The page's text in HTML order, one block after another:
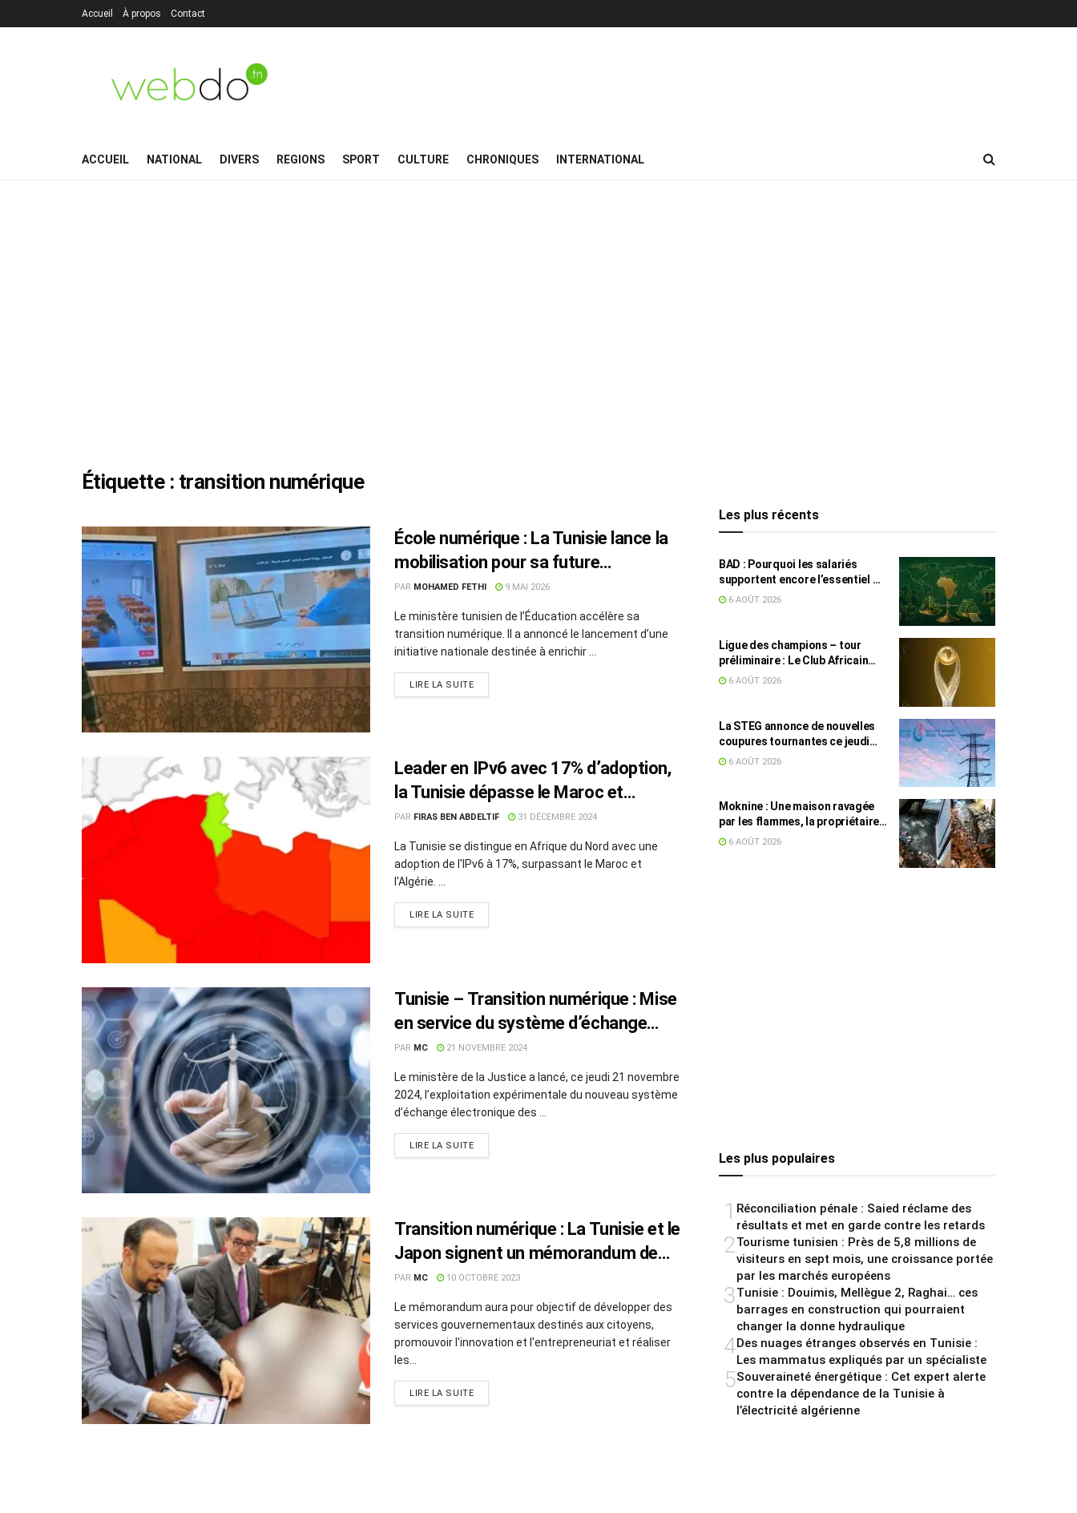
Accueil À propos Contact
ACCUEIL NATIONAL DIVERS REGIONS SPORT CULTURE CHRONIQUES INTERNATIONAL
Étiquette : transition numérique
École numérique : La Tunisie lance la
mobilisation pour sa future
plateforme éducative
PAR MOHAMED FETHI 9 MAI 2026
Le ministère tunisien de l’Éducation accélère sa
transition numérique. Il a annoncé le lancement d’une
initiative nationale destinée à enrichir ...
LIRE LA SUITE
Leader en IPv6 avec 17% d’adoption,
la Tunisie dépasse le Maroc et
l’Algérie
PAR FIRAS BEN ABDELTIF 31 DÉCEMBRE 2024
La Tunisie se distingue en Afrique du Nord avec une
adoption de l'IPv6 à 17%, surpassant le Maroc et
l'Algérie. ...
LIRE LA SUITE
Tunisie – Transition numérique : Mise
en service du système d’échange
électronique des documents
judiciaires
PAR MC 21 NOVEMBRE 2024
Le ministère de la Justice a lancé, ce jeudi 21 novembre
2024, l’exploitation expérimentale du nouveau système
d’échange électronique des ...
LIRE LA SUITE
Transition numérique : La Tunisie et le
Japon signent un mémorandum de
coopération
PAR MC 10 OCTOBRE 2023
Le mémorandum aura pour objectif de développer des
services gouvernementaux destinés aux citoyens,
promouvoir l'innovation et l'entrepreneuriat et réaliser
les...
LIRE LA SUITE
Les plus récents
BAD : Pourquoi les salariés
supportent encore l’essentiel de
l’effort fiscal en Tunisie
6 AOÛT 2026
Ligue des champions – tour
préliminaire : Le Club Africain
face au Djoliba AC
6 AOÛT 2026
La STEG annonce de nouvelles
coupures tournantes ce jeudi
dans plusieurs régions
6 AOÛT 2026
Moknine : Une maison ravagée
par les flammes, la propriétaire
accuse la STEG et la SONEDE
6 AOÛT 2026
Les plus populaires
1 Réconciliation pénale : Saied réclame des
résultats et met en garde contre les retards
2Tourisme tunisien : Près de 5,8 millions de
visiteurs en sept mois, une croissance portée
par les marchés européens
3Tunisie : Douimis, Mellègue 2, Raghai… ces
barrages en construction qui pourraient
changer la donne hydraulique
4Des nuages étranges observés en Tunisie :
Les mammatus expliqués par un spécialiste
5Souveraineté énergétique : Cet expert alerte
contre la dépendance de la Tunisie à
l’électricité algérienne